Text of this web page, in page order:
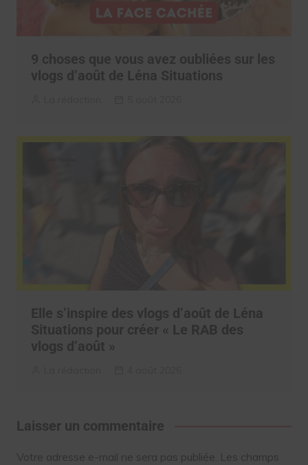
9 choses que vous avez oubliées sur les
vlogs d’août de Léna Situations
Elle s’inspire des vlogs d’août de Léna
Situations pour créer « Le RAB des
vlogs d’août »
Laisser un commentaire
Votre adresse e-mail ne sera pas publiée. Les champs